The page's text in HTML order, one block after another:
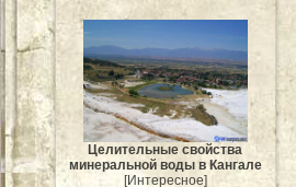
Целительные свойства
минеральной воды в Кангале
[Интересное]